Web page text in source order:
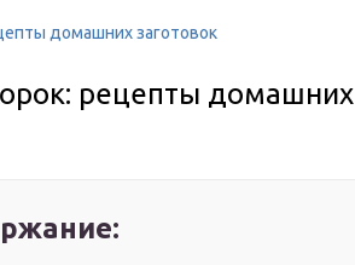
домашних заготовок
рецепты домашних